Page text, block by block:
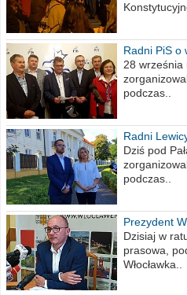
Radni PiS o
na 2021 rok
28 września
podczas..
Radni
Wiesława
Dziś pod
podczas..
Prezydent
obrażajmy
Dzisiaj w
prasowa,
Włocławka..